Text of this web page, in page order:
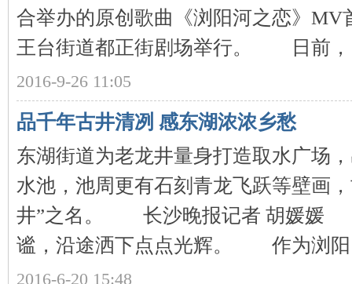
合举办的原创歌曲《浏阳河之恋》MV
王台街道都正街剧场举行。 日前，
2016-9-26 11:05
品千年古井清冽 感东湖浓浓乡愁
东湖街道为老龙井量身打造取水广场
水池，池周更有石刻青龙飞跃等壁画
井”之名。 长沙晚报记者 胡媛媛
谧，沿途洒下点点光辉。 作为浏阳
2016-6-20 15:48